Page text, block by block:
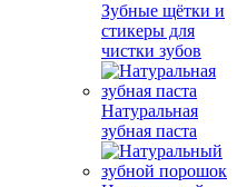
Зубные щётки и
стикеры для
чистки зубов
Натуральная
зубная паста